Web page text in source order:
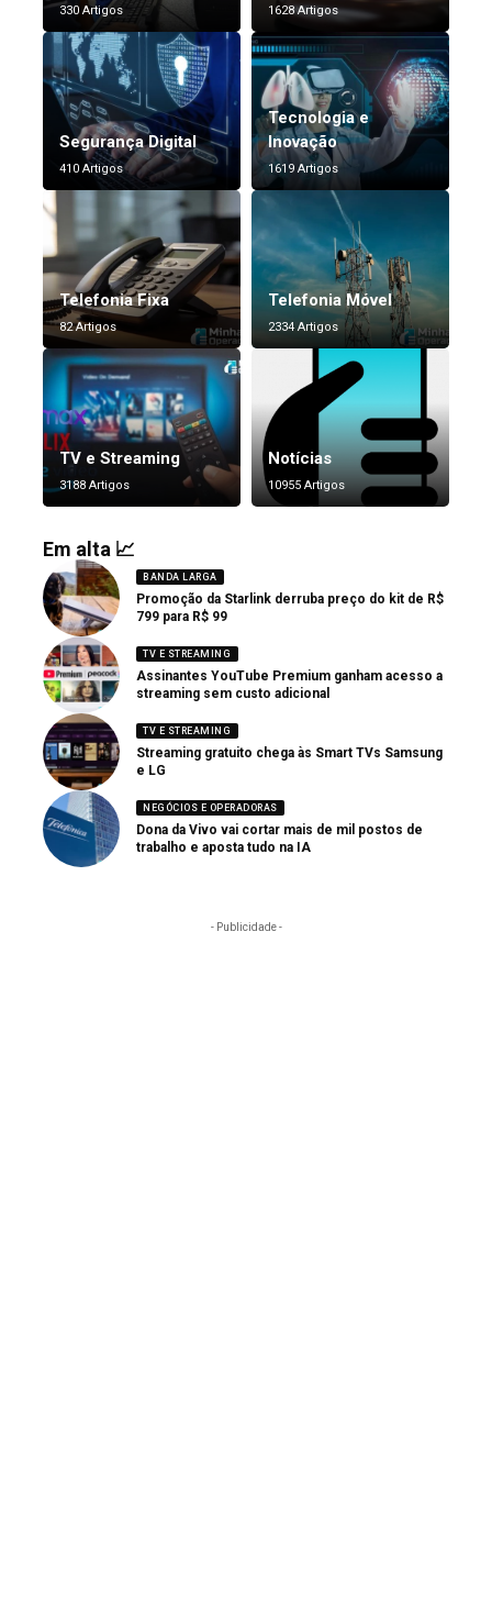
330 Artigos 1628 Artigos
Segurança Digital
410 Artigos
Tecnologia e
Inovação
1619 Artigos
Telefonia Fixa
82 Artigos
Telefonia Móvel
2334 Artigos
TV e Streaming
3188 Artigos
Notícias
10955 Artigos
Em alta 📈
BANDA LARGA
Promoção da Starlink derruba preço do kit de R$
799 para R$ 99
TV E STREAMING
Assinantes YouTube Premium ganham acesso a
streaming sem custo adicional
TV E STREAMING
Streaming gratuito chega às Smart TVs Samsung
e LG
NEGÓCIOS E OPERADORAS
Dona da Vivo vai cortar mais de mil postos de
trabalho e aposta tudo na IA
- Publicidade -